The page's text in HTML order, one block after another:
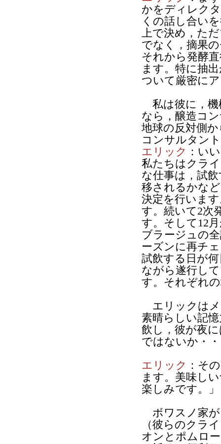
かをディレク
くの話し合い
上で決め，た
でなく，摘果
それから発酵
ます。特に抽
ついて厳密に
私は彼に，機
なら，醸造コ
地球の反対側
コンサルタン
エリック ：い
私たちはクラ
な仕事は，試
移されるかな
決定を行いま
す。続いて2次
す。そして12
ブラージュの
ーズンに再チ
試飲する日が
ながら遂行し
す。それぞれ
エリックはメ
素晴らしい記
飲し，彼が夜
ではないか・
エリック ：そ
ます。美味し
楽しみです。
ボワスノ家が
（彼らのクラ
オンとポムロ